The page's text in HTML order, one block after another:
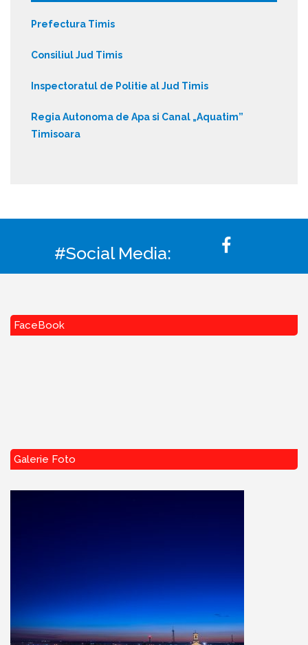
Prefectura Timis
Consiliul Jud Timis
Inspectoratul de Politie al Jud Timis
Regia Autonoma de Apa si Canal „Aquatim”
Timisoara
#Social Media:
FaceBook
Galerie Foto